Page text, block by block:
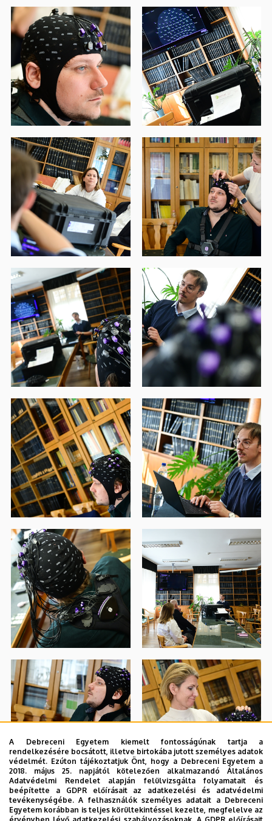
A Debreceni Egyetem kiemelt fontosságúnak tartja a
rendelkezésére bocsátott, illetve birtokába jutott személyes adatok
védelmét. Ezúton tájékoztatjuk Önt, hogy a Debreceni Egyetem a
2018. május 25. napjától kötelezően alkalmazandó Általános
Adatvédelmi Rendelet alapján felülvizsgálta folyamatait és
beépítette a GDPR előírásait az adatkezelési és adatvédelmi
tevékenységébe. A felhasználók személyes adatait a Debreceni
Egyetem korábban is teljes körültekintéssel kezelte, megfelelve az